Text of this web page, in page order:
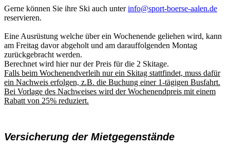
Gerne können Sie ihre Ski auch unterinfo@sport-boerse-aalen.de
reservieren.
Eine Ausrüstung welche über ein Wochenende geliehen wird, kann
am Freitag davor abgeholt und am darauffolgenden Montag
zurückgebracht werden.
Berechnet wird hier nur der Preis für die 2 Skitage.
Falls beim Wochenendverleih nur ein Skitag stattfindet, muss dafür
ein Nachweis erfolgen, z.B. die Buchung einer 1-tägigen Busfahrt.
Bei Vorlage des Nachweises wird der Wochenendpreis mit einem
Rabatt von 25% reduziert.
Versicherung der Mietgegenstände